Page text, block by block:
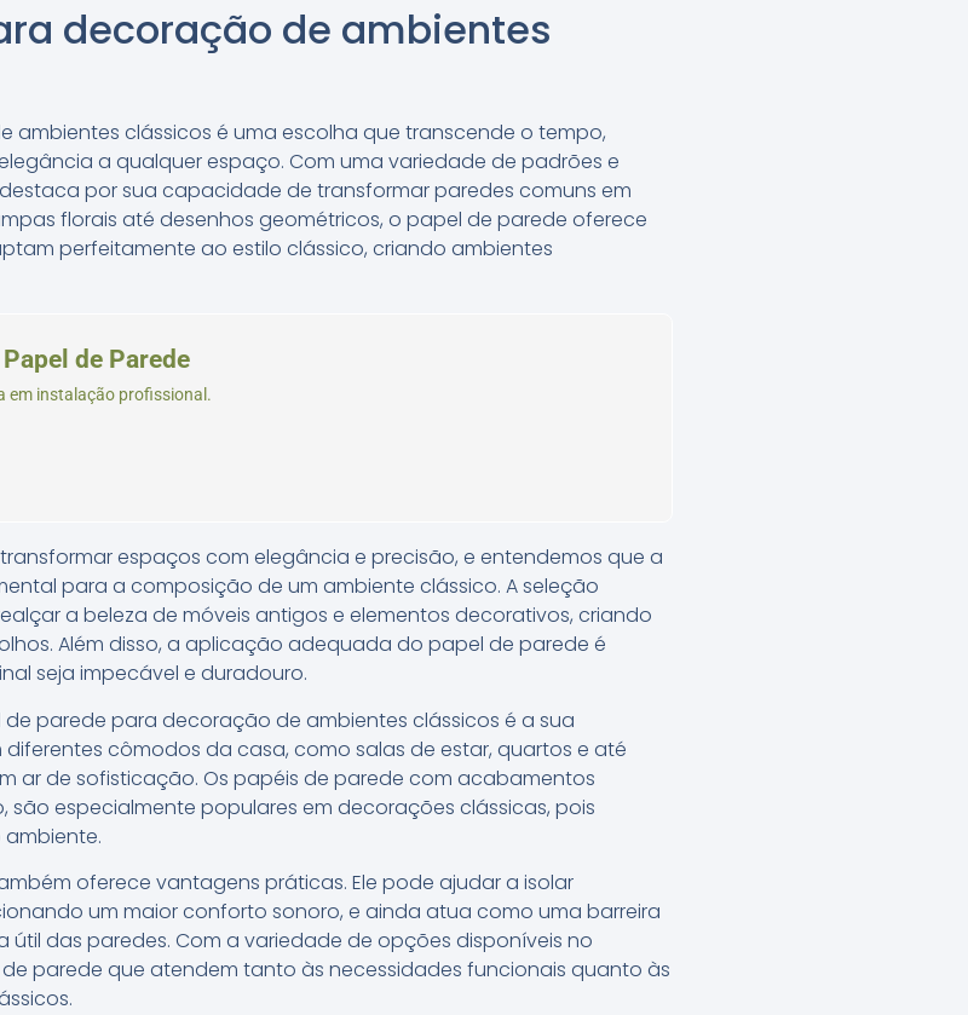
decoração de ambientes
clássicos é uma escolha que transcende o tempo,
a qualquer espaço. Com uma variedade de padrões e
por sua capacidade de transformar paredes comuns em
florais até desenhos geométricos, o papel de parede oferece
perfeitamente ao estilo clássico, criando ambientes
de Parede
em instalação profissional.
espaços com elegância e precisão, e entendemos que a
para a composição de um ambiente clássico. A seleção
a beleza de móveis antigos e elementos decorativos, criando
Além disso, a aplicação adequada do papel de parede é
seja impecável e duradouro.
parede para decoração de ambientes clássicos é a sua
diferentes cômodos da casa, como salas de estar, quartos e até
ar de sofisticação. Os papéis de parede com acabamentos
são especialmente populares em decorações clássicas, pois
oferece vantagens práticas. Ele pode ajudar a isolar
um maior conforto sonoro, e ainda atua como uma barreira
das paredes. Com a variedade de opções disponíveis no
parede que atendem tanto às necessidades funcionais quanto às